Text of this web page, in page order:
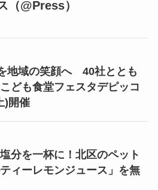
（@Press）
地域の笑顔へ 40社ととも
ども食堂フェスタデピッコ
)開催
分を一杯に！北区のペット
ィーレモンジュース」を無